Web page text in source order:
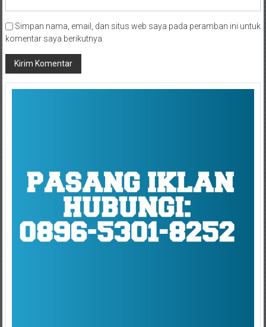
Simpan nama, email, dan situs web saya pada peramban ini untuk
komentar saya berikutnya.